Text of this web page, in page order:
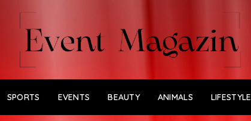
SPORTS EVENTS BEAUTY ANIMALS LIFESTYLE